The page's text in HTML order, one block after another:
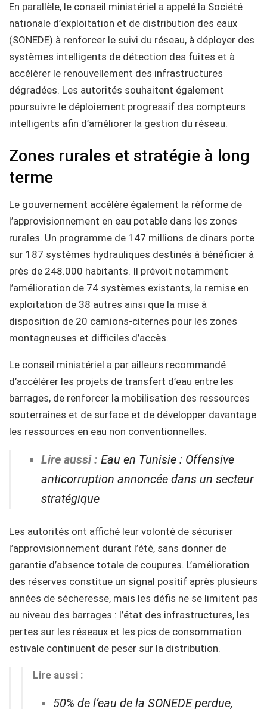
En parallèle, le conseil ministériel a appelé la Société
nationale d’exploitation et de distribution des eaux
(SONEDE) à renforcer le suivi du réseau, à déployer des
systèmes intelligents de détection des fuites et à
accélérer le renouvellement des infrastructures
dégradées. Les autorités souhaitent également
poursuivre le déploiement progressif des compteurs
intelligents afin d’améliorer la gestion du réseau.
Zones rurales et stratégie à long
terme
Le gouvernement accélère également la réforme de
l’approvisionnement en eau potable dans les zones
rurales. Un programme de 147 millions de dinars porte
sur 187 systèmes hydrauliques destinés à bénéficier à
près de 248.000 habitants. Il prévoit notamment
l’amélioration de 74 systèmes existants, la remise en
exploitation de 38 autres ainsi que la mise à
disposition de 20 camions-citernes pour les zones
montagneuses et difficiles d’accès.
Le conseil ministériel a par ailleurs recommandé
d’accélérer les projets de transfert d’eau entre les
barrages, de renforcer la mobilisation des ressources
souterraines et de surface et de développer davantage
les ressources en eau non conventionnelles.
Lire aussi : Eau en Tunisie : Offensive
anticorruption annoncée dans un secteur
stratégique
Les autorités ont affiché leur volonté de sécuriser
l’approvisionnement durant l’été, sans donner de
garantie d’absence totale de coupures. L’amélioration
des réserves constitue un signal positif après plusieurs
années de sécheresse, mais les défis ne se limitent pas
au niveau des barrages : l’état des infrastructures, les
pertes sur les réseaux et les pics de consommation
estivale continuent de peser sur la distribution.
Lire aussi :
50% de l’eau de la SONEDE perdue,